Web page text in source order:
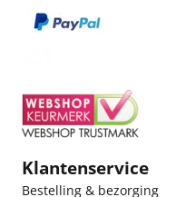
Klantenservice
Bestelling & bezorging